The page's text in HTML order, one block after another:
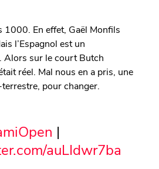
1000. En effet, Gaël Monfils
l’Espagnol est un
Alors sur le court Butch
réel. Mal nous en a pris, une
pour changer.
|
auLIdwr7ba